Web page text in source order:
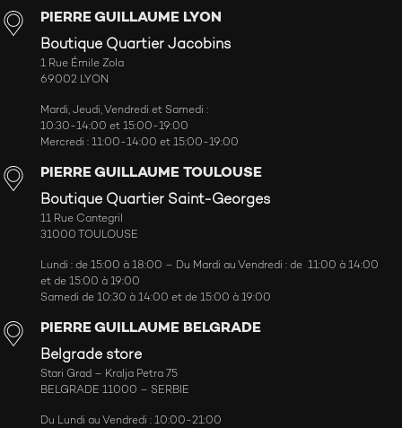
PIERRE GUILLAUME LYON
Boutique Quartier Jacobins
1 Rue Émile Zola
69002 LYON
Mardi, Jeudi, Vendredi et Samedi :
10:30-14:00 et 15:00-19:00
Mercredi : 11:00-14:00 et 15:00-19:00
PIERRE GUILLAUME TOULOUSE
Boutique Quartier Saint-Georges
11 Rue Cantegril
31000 TOULOUSE
Lundi : de 15:00 à 18:00 – Du Mardi au Vendredi : de 11:00 à 14:00
et de 15:00 à 19:00
Samedi de 10:30 à 14:00 et de 15:00 à 19:00
PIERRE GUILLAUME BELGRADE
Belgrade store
Stari Grad – Kralja Petra 75
BELGRADE 11000 – SERBIE
Du Lundi au Vendredi : 10:00-21:00